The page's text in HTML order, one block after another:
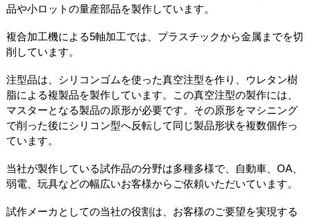
品や小ロットの量産部品を製作しています。
複合加工機による5軸加工では、プラスチックから金属までを切
削しています。
注型品は、シリコンゴムを使った真空注型を作り、ウレタン樹
脂による複製品を製作しています。この真空注型の製作には、
マスターとなる製品の原形が必要です。その原形をマシニング
で削った後にシリコン型へ反転して同じ製品形状を複数個作っ
ています。
当社が製作している試作品の分野は多種多様で、自動車、OA、
弱電、玩具などの幅広いお客様からご依頼いただいています。
試作メーカとしての当社の役割は、お客様のご要望を実現する